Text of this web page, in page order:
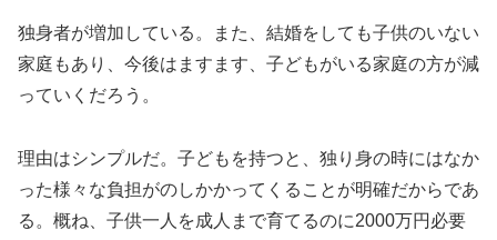
独身者が増加している。また、結婚をしても子供のいない
家庭もあり、今後はますます、子どもがいる家庭の方が減
っていくだろう。
理由はシンプルだ。子どもを持つと、独り身の時にはなか
った様々な負担がのしかかってくることが明確だからであ
る。概ね、子供一人を成人まで育てるのに2000万円必要